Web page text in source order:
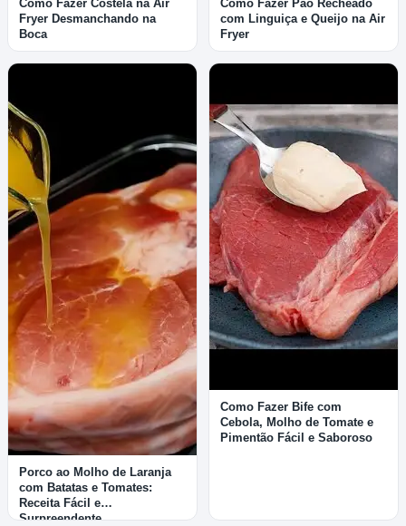
Como Fazer Costela na Air
Fryer Desmanchando na
Boca
Como Fazer Pão Recheado
com Linguiça e Queijo na Air
Fryer
Porco ao Molho de Laranja
com Batatas e Tomates:
Receita Fácil e
Surpreendente
Como Fazer Bife com
Cebola, Molho de Tomate e
Pimentão Fácil e Saboroso